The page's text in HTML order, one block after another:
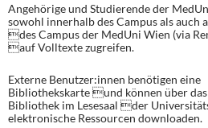
Angehörige und Studierende der
sowohl innerhalb des Campus als auch
des Campus der MedUni Wien (via
auf Volltexte zugreifen.
Externe Benutzer:innen benötigen eine
Bibliothekskarte und können über
Bibliothek im Lesesaal der
elektronische Ressourcen downloaden.